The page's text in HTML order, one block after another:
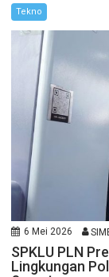
Tekno
6 Mei 2026
SPKLU PLN
Lingkungan